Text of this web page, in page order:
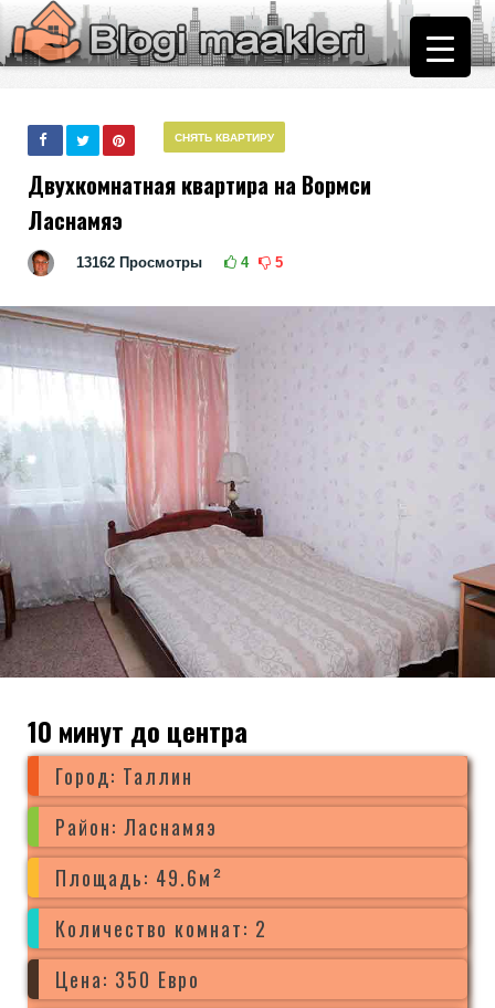
СНЯТЬ КВАРТИРУ
Двухкомнатная квартира на Вормси
Ласнамяэ
13162 Просмотры 4 5
10 минут до центра
Город: Таллин
Район: Ласнамяэ
Площадь: 49.6м²
Количество комнат: 2
Цена: 350 Евро